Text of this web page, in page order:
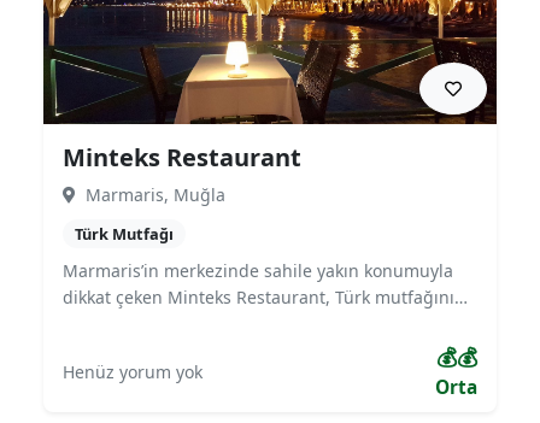
Minteks Restaurant
Marmaris, Muğla
Türk Mutfağı
Marmaris’in merkezinde sahile yakın konumuyla
dikkat çeken Minteks Restaurant, Türk mutfağının
sunmaktadır. Izgara çeşitleri, deniz ürünleri ve
zengin kahvaltı menüsüyle öne çıkan mekan,
Henüz yorum yok 💰💰
Orta